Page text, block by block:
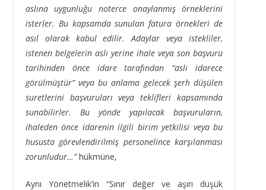
aslına uygunluğu noterce onaylanmış örneklerini
isterler. Bu kapsamda sunulan fatura örnekleri de
asıl olarak kabul edilir. Adaylar veya istekliler,
istenen belgelerin aslı yerine ihale veya son başvuru
tarihinden önce idare tarafından “aslı idarece
görülmüştür” veya bu anlama gelecek şerh düşülen
suretlerini başvuruları veya teklifleri kapsamında
sunabilirler. Bu yönde yapılacak başvuruların,
ihaleden önce idarenin ilgili birim yetkilisi veya bu
hususta görevlendirilmiş personelince karşılanması
zorunludur…”hükmüne,
Aynı Yönetmelik’in “Sınır değer ve aşırı düşük